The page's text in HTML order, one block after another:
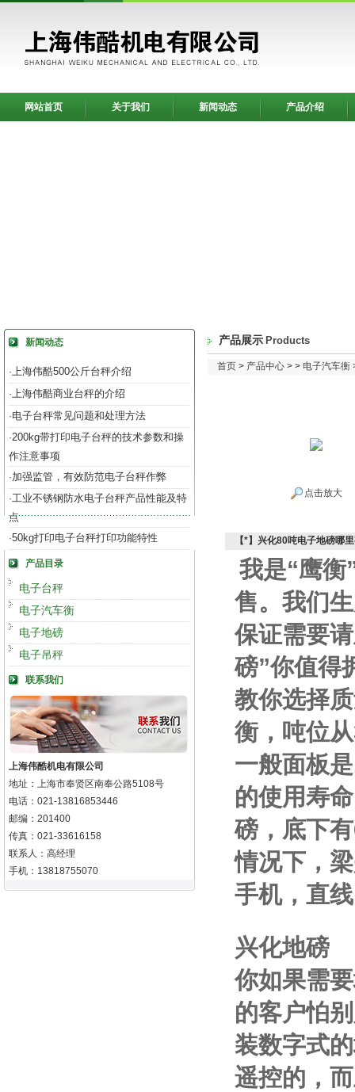
网站首页 关于我们 新闻动态 产品介绍
新闻动态
·上海伟酷500公斤台秤介绍
·上海伟酷商业台秤的介绍
·电子台秤常见问题和处理方法
·200kg带打印电子台秤的技术参数和操
作注意事项
·加强监管，有效防范电子台秤作弊
·工业不锈钢防水电子台秤产品性能及特
点
·50kg打印电子台秤打印功能特性
产品目录
电子台秤
电子汽车衡
电子地磅
电子吊秤
联系我们
上海伟酷机电有限公司
地址：上海市奉贤区南奉公路5108号
电话：021-13816853446
邮编：201400
传真：021-33616158
联系人：高经理
手机：13818755070
产品展示 Products
首页 > 产品中心 > > 电子汽车衡
点击放大
【*】兴化80吨电子地磅哪
我是“鹰衡
售。我们
保证需要
磅”你值得
教你选择
衡，吨位从
一般面板是
的使用寿
磅，底下有
情况下，
手机，直线
兴化地磅
你如果需
的客户怕
装数字式
遥控的，